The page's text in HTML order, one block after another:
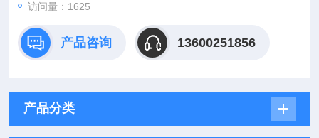
访问量：1625
产品咨询 13600251856
产品分类